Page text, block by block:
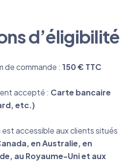
d’éligibilité
de commande : 150 € TTC
accepté : Carte bancaire
etc.)
est accessible aux clients situés
en Australie, en
au Royaume-Uni et aux